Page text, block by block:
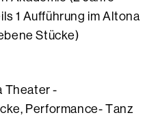
1 Aufführung im Altona
Stücke)
Theater -
Performance- Tanz